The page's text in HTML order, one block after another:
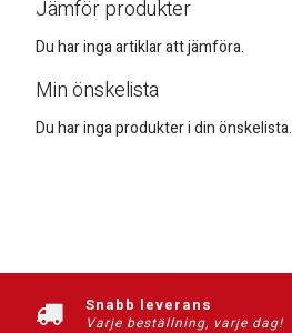
Jämför produkter
Du har inga artiklar att jämföra.
Min önskelista
Du har inga produkter i din önskelista.
Snabb leverans
Varje beställning, varje dag!